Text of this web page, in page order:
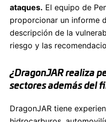
ataques. El equipo de
proporcionar un informe
descripción de la
riesgo y las
¿DragonJAR realiza
sectores además del
DragonJAR tiene